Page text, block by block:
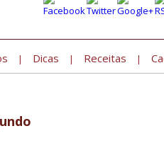
| Dicas | Receitas |